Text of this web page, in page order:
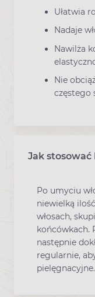
Ułatwia
Nadaje
Nawilża
Nie
częstego
Jak stosować
Po umyciu
niewielką
włosach,
końcówkach.
następnie
regularnie,
pielęgnacyjne.